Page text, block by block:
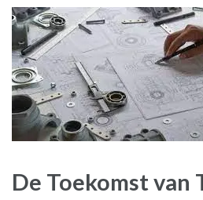
De Toekomst van